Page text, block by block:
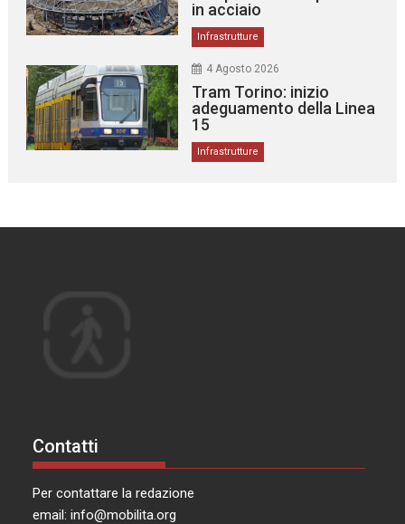
in acciaio
Infrastrutture
4 Agosto 2026
Tram Torino: inizio
adeguamento della Linea
15
Infrastrutture
Contatti
Per contattare la redazione
email:info@mobilita.org